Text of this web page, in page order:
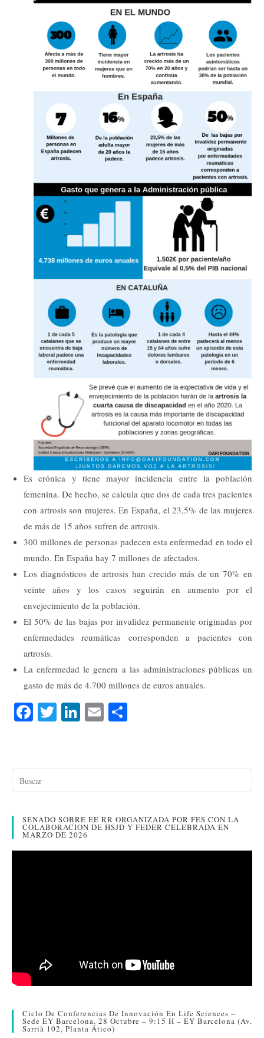
Es crónica y tiene mayor incidencia entre la población
femenina. De hecho, se calcula que dos de cada tres pacientes
con artrosis son mujeres. En España, el 23,5% de las mujeres
de más de 15 años sufren de artrosis.
300 millones de personas padecen esta enfermedad en todo el
mundo. En España hay 7 millones de afectados.
Los diagnósticos de artrosis han crecido más de un 70% en
veinte años y los casos seguirán en aumento por el
envejecimiento de la población.
El 50% de las bajas por invalidez permanente originadas por
enfermedades reumáticas corresponden a pacientes con
artrosis.
La enfermedad le genera a las administraciones públicas un
gasto de más de 4.700 millones de euros anuales.
Fa
ok
T
r
Li
In
E
pa
rti
SENADO SOBRE EE RR ORGANIZADA POR FES CON LA
COLABORACION DE HSJD Y FEDER CELEBRADA EN
MARZO DE 2026
Ciclo De Conferencias De Innovación En Life Sciences –
Sede EY Barcelona. 28 Octubre – 9:15 H – EY Barcelona (Av.
Sarrià 102, Planta Ático)